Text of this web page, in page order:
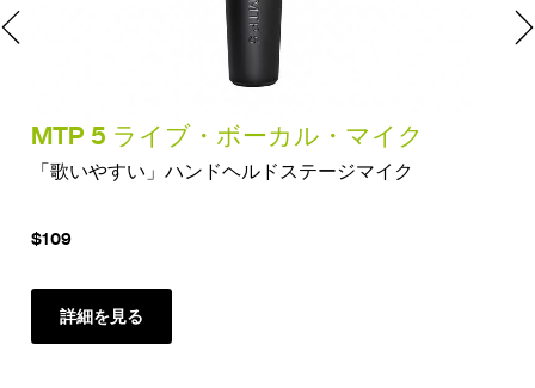
MTP 5 ライブ・ボーカル・マイク
「歌いやすい」ハンドヘルドステージマイク
$109
詳細を見る